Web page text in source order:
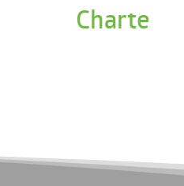
Charte